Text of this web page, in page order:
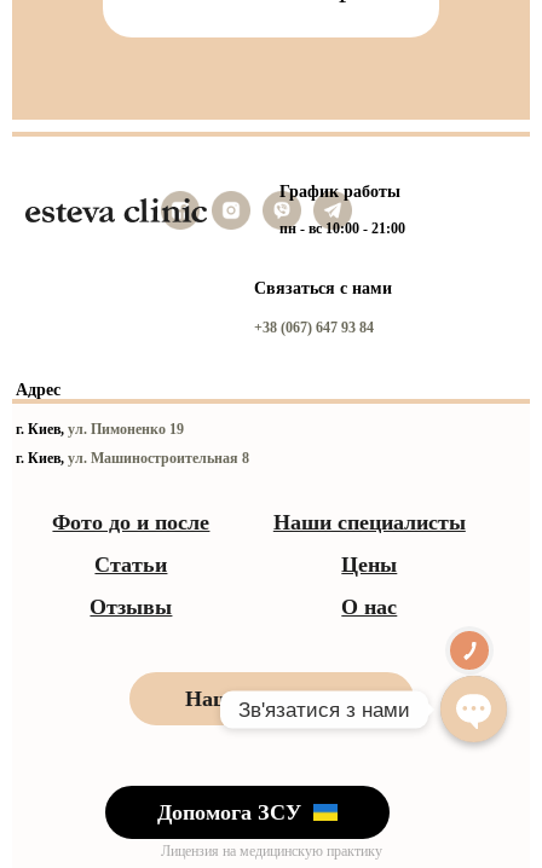
График работы
пн - вс 10:00 - 21:00
Связаться с нами
+38 (067) 647 93 84
Адрес
г. Киев, ул. Пимоненко 19
г. Киев, ул. Машиностроительная 8
Фото до и после
Наши специалисты
Статьи
Цены
Отзывы
О нас
Наши контакты
Допомога ЗСУ
Лицензия на медицинскую практику